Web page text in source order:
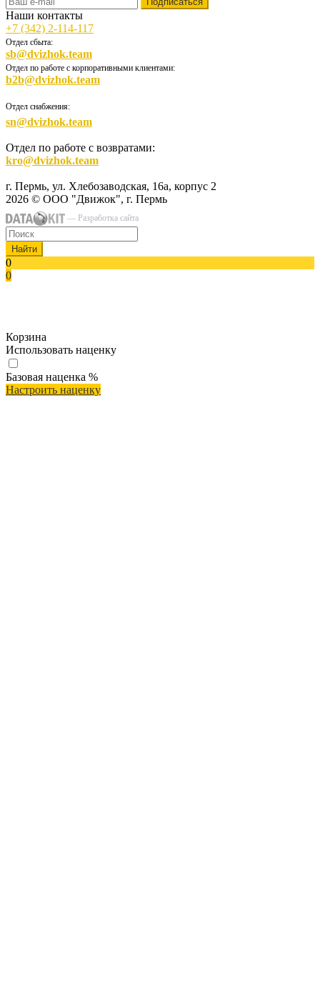
Наши контакты
+7 (342) 2-114-117
Отдел сбыта:
sb@dvizhok.team
Отдел по работе с корпоративными клиентами:
b2b@dvizhok.team
Отдел снабжения:
sn@dvizhok.team
Отдел по работе с возвратами:
kro@dvizhok.team
г. Пермь, ул. Хлебозаводская, 16а, корпус 2
2026 © ООО "Движок", г. Пермь
— Разработка сайта
Найти
0
0
Корзина
Использовать наценку
Базовая наценка %
Настроить наценку